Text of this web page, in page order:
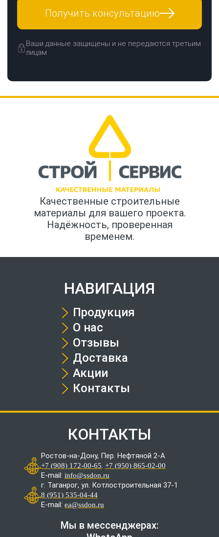
Получить консультацию
Ваши данные защищены и не передаются третьим
лицам
Качественные строительные
материалы для вашего проекта.
Надёжность, проверенная
временем.
НАВИГАЦИЯ
Продукция
О нас
Отзывы
Доставка
Акции
Контакты
КОНТАКТЫ
Ростов-на-Дону, Пер. Нефтяной 2-А
+7 (908) 172-00-65. +7 (950) 865-02-00
E-mail: info@ssdon.ru
г. Таганрог, ул. Котлостроительная 37-1
8 (951) 535-04-44
E-mail: ea@ssdon.ru
Мы в мессенджерах: